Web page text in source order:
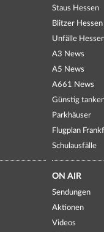
Staus Hessen
Blitzer Hessen
Unfälle
A3 News
A5 News
A661 News
Günstig
Parkhäuser
Flugplan
Schulausfälle
ON AIR
Sendungen
Aktionen
Videos